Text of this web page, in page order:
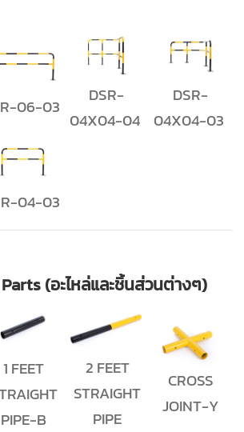
06-03
DSR-
04X04-04
DSR-
04X04-03
04-03
(อะไหล่และชิ้นส่วนต่างๆ)
1 FEET
PIPE-B
2 FEET
STRAIGHT
PIPE
CROSS
JOINT-Y